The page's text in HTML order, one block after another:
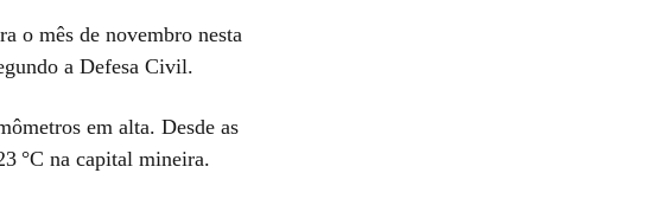
o mês de novembro nesta
a Defesa Civil.
em alta. Desde as
°C na capital mineira.